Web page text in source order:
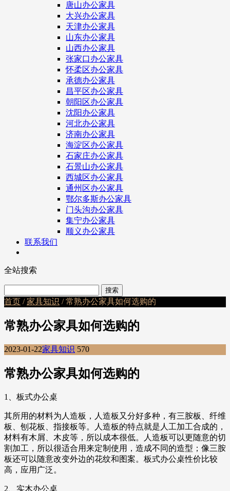
唐山办公家具
大兴办公家具
天津办公家具
山东办公家具
山西办公家具
张家口办公家具
怀柔区办公家具
承德办公家具
昌平区办公家具
朝阳区办公家具
沈阳办公家具
河北办公家具
济南办公家具
海淀区办公家具
石家庄办公家具
石景山办公家具
西城区办公家具
通州区办公家具
鄂尔多斯办公家具
门头沟办公家具
集宁办公家具
顺义办公家具
联系我们
全站搜索
首页 /家具知识 / 常熟办公家具如何选购的
常熟办公家具如何选购的
2023-01-22家具知识 570
常熟办公家具如何选购的
1、板式办公桌
其所用的材料为人造板，人造板又分好多种，有三胺板、纤维
板、刨花板、指接板等。人造板的特点就是人工加工合成的，
材料有木屑、木皮等，所以成本很低。人造板可以更随意的切
割加工，所以很适合用来定制使用，造成不同的造型；像三胺
板还可以随意改变外边的花纹和图案。板式办公桌性价比较
高，应用广泛。
2、实木办公桌